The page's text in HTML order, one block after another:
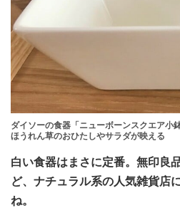
ダイソーの食器「ニューボーンスクエア小
ほうれん草のおひたしやサラダが映える
白い食器はまさに定番。無印良
ど、ナチュラル系の人気雑貨店
ね。